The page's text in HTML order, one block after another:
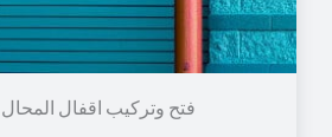
فتح وتركيب اقفال المحال